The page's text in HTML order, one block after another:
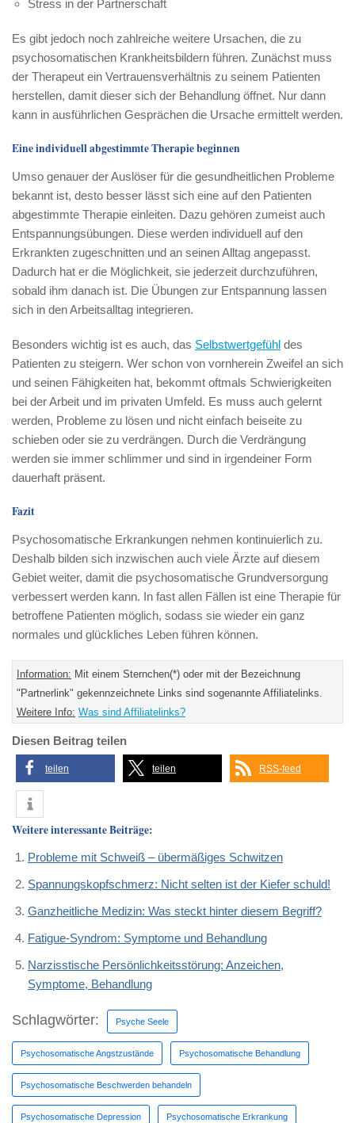
Stress in der Partnerschaft
Es gibt jedoch noch zahlreiche weitere Ursachen, die zu
psychosomatischen Krankheitsbildern führen. Zunächst muss
der Therapeut ein Vertrauensverhältnis zu seinem Patienten
herstellen, damit dieser sich der Behandlung öffnet. Nur dann
kann in ausführlichen Gesprächen die Ursache ermittelt werden.
Eine individuell abgestimmte Therapie beginnen
Umso genauer der Auslöser für die gesundheitlichen Probleme
bekannt ist, desto besser lässt sich eine auf den Patienten
abgestimmte Therapie einleiten. Dazu gehören zumeist auch
Entspannungsübungen. Diese werden individuell auf den
Erkrankten zugeschnitten und an seinen Alltag angepasst.
Dadurch hat er die Möglichkeit, sie jederzeit durchzuführen,
sobald ihm danach ist. Die Übungen zur Entspannung lassen
sich in den Arbeitsalltag integrieren.
Besonders wichtig ist es auch, das Selbstwertgefühl des
Patienten zu steigern. Wer schon von vornherein Zweifel an sich
und seinen Fähigkeiten hat, bekommt oftmals Schwierigkeiten
bei der Arbeit und im privaten Umfeld. Es muss auch gelernt
werden, Probleme zu lösen und nicht einfach beiseite zu
schieben oder sie zu verdrängen. Durch die Verdrängung
werden sie immer schlimmer und sind in irgendeiner Form
dauerhaft präsent.
Fazit
Psychosomatische Erkrankungen nehmen kontinuierlich zu.
Deshalb bilden sich inzwischen auch viele Ärzte auf diesem
Gebiet weiter, damit die psychosomatische Grundversorgung
verbessert werden kann. In fast allen Fällen ist eine Therapie für
betroffene Patienten möglich, sodass sie wieder ein ganz
normales und glückliches Leben führen können.
Information: Mit einem Sternchen(*) oder mit der Bezeichnung
"Partnerlink" gekennzeichnete Links sind sogenannte Affiliatelinks.
Weitere Info: Was sind Affiliatelinks?
Diesen Beitrag teilen
teilen teilen RSS-feed
Weitere interessante Beiträge:
Probleme mit Schweiß – übermäßiges Schwitzen
Spannungskopfschmerz: Nicht selten ist der Kiefer schuld!
Ganzheitliche Medizin: Was steckt hinter diesem Begriff?
Fatigue-Syndrom: Symptome und Behandlung
Narzisstische Persönlichkeitsstörung: Anzeichen,
Symptome, Behandlung
Schlagwörter: Psyche Seele
Psychosomatische Angstzustände Psychosomatische Behandlung
Psychosomatische Beschwerden behandeln
Psychosomatische Depression Psychosomatische Erkrankung